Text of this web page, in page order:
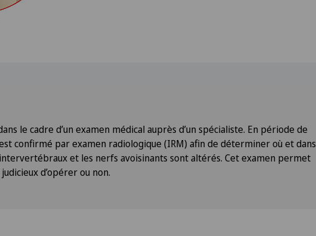
le cadre d’un examen médical auprès d’un spécialiste. En période de
confirmé par examen radiologique (IRM) afin de déterminer où et dans
et les nerfs avoisinants sont altérés. Cet examen permet
d’opérer ou non.